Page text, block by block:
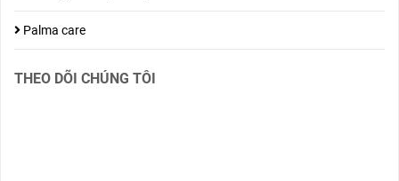
Palma care
THEO DÕI CHÚNG TÔI